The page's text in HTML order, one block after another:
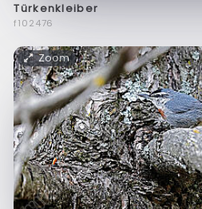
Türkenkleiber
f102476
Zoom